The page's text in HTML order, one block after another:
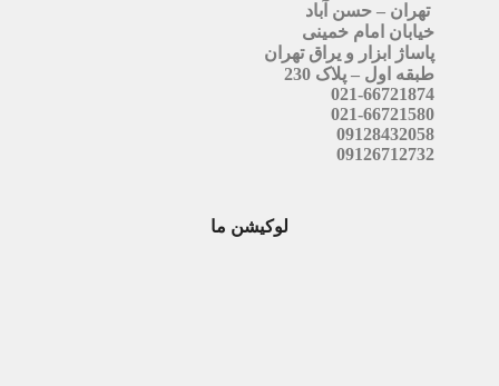
تهران – حسن آباد
خیابان امام خمینی
پاساژ ابزار و یراق تهران
طبقه اول – پلاک 230
021-66721874
021-66721580
09128432058
09126712732
لوکیشن ما